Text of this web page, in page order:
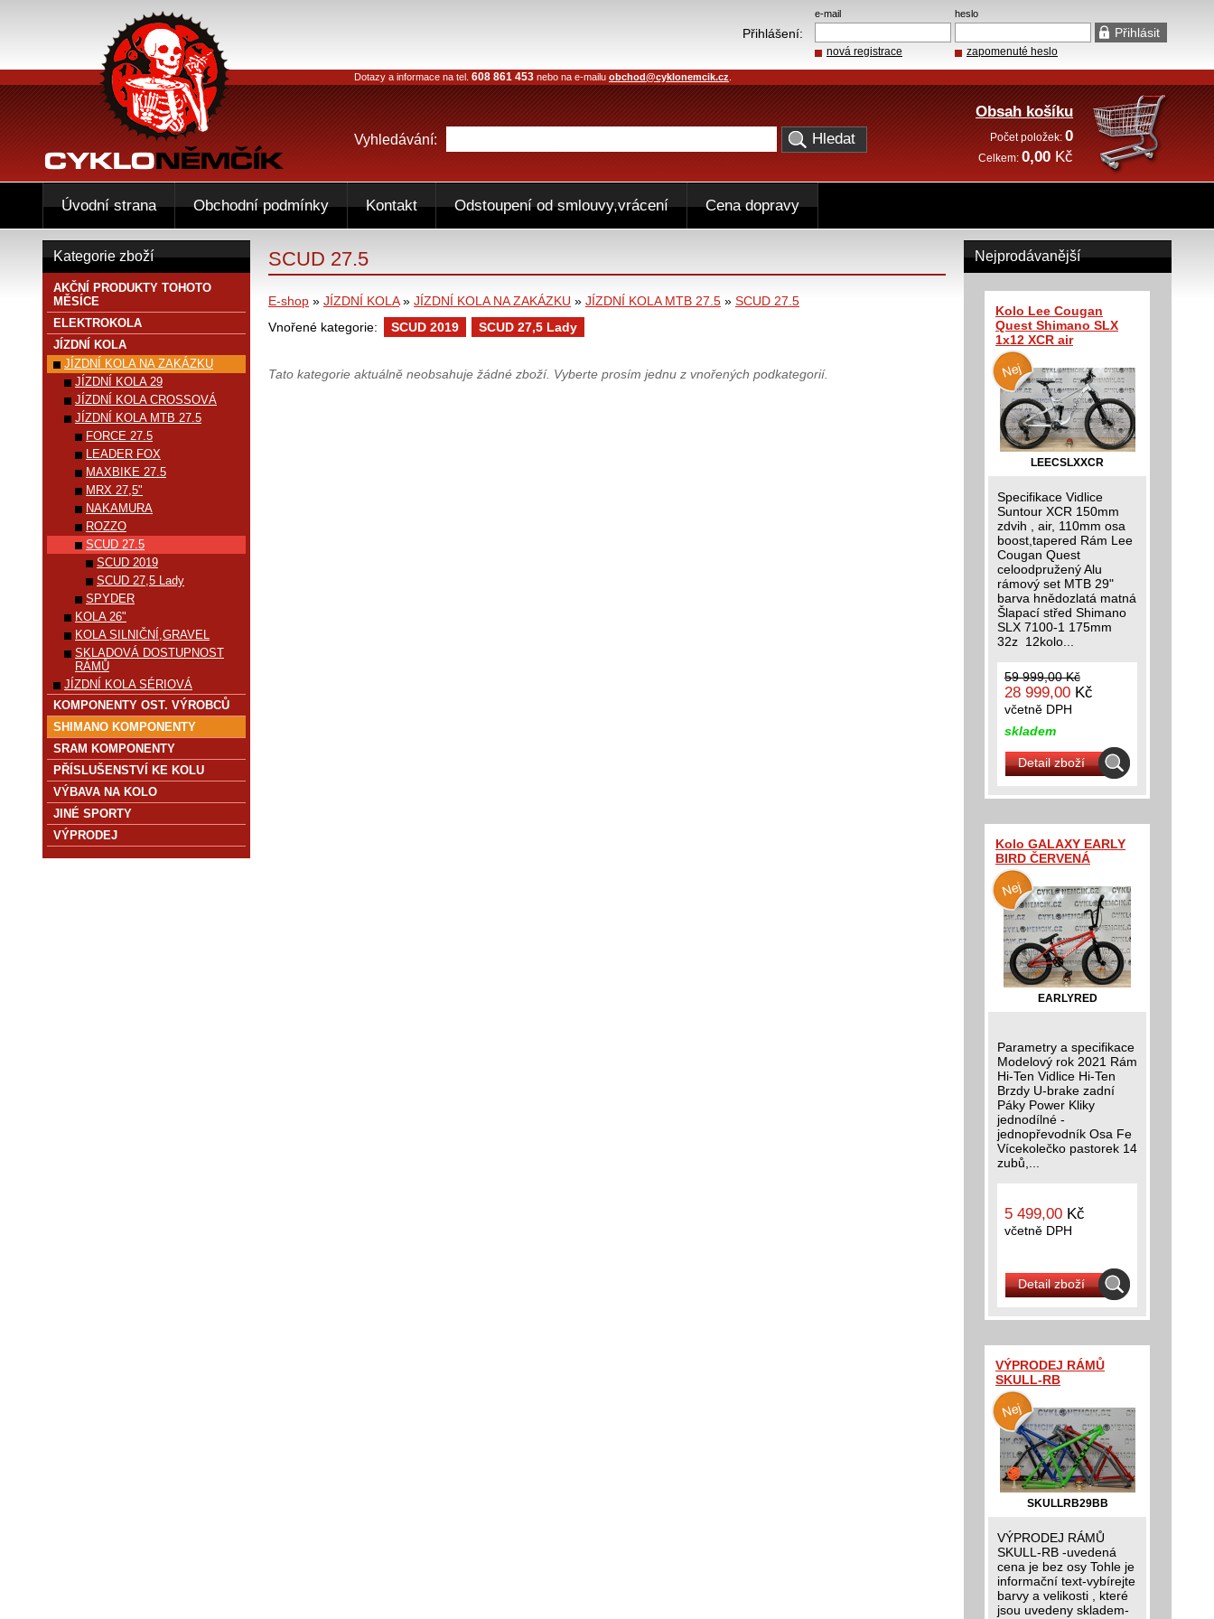
SCUD 27.5
E-shop » JÍZDNÍ KOLA» JÍZDNÍ KOLA NA ZAKÁZKU » JÍZDNÍ KOLA MTB 27.5 » SCUD 27.5
Vnořené kategorie:
SCUD 2019 SCUD 27,5 Lady
Tato kategorie aktuálně neobsahuje žádné zboží. Vyberte prosím jednu z vnořených podkategorií.
Nejprodávanější
Kolo Lee Cougan
Quest Shimano SLX
1x12 XCR air
LEECSLXXCR
Specifikace Vidlice
Suntour XCR 150mm
zdvih , air, 110mm osa
boost,tapered Rám Lee
Cougan Quest
celoodpružený Alu
rámový set MTB 29"
barva hnědozlatá matná
Šlapací střed Shimano
SLX 7100-1 175mm
32z 12kolo...
59 999,00 Kč
28 999,00 Kč
včetně DPH
skladem
Detail zboží
Kolo GALAXY EARLY
BIRD ČERVENÁ
EARLYRED
Parametry a specifikace
Modelový rok 2021 Rám
Hi-Ten Vidlice Hi-Ten
Brzdy U-brake zadní
Páky Power Kliky
jednodílné -
jednopřevodník Osa Fe
Vícekolečko pastorek 14
zubů,...
5 499,00 Kč
včetně DPH
Detail zboží
VÝPRODEJ RÁMŮ
SKULL-RB
SKULLRB29BB
VÝPRODEJ RÁMŮ
SKULL-RB -uvedená
cena je bez osy Tohle je
informační text-vybírejte
barvy a velikosti , které
jsou uvedeny skladem-
Kategorie zboží
AKČNÍ PRODUKTY TOHOTO
MĚSÍCE
ELEKTROKOLA
JÍZDNÍ KOLA
JÍZDNÍ KOLA NA ZAKÁZKU
JÍZDNÍ KOLA 29
JÍZDNÍ KOLA CROSSOVÁ
JÍZDNÍ KOLA MTB 27.5
FORCE 27.5
LEADER FOX
MAXBIKE 27.5
MRX 27,5"
NAKAMURA
ROZZO
SCUD 27.5
SCUD 2019
SCUD 27,5 Lady
SPYDER
KOLA 26"
KOLA SILNIČNÍ,GRAVEL
SKLADOVÁ DOSTUPNOST
RÁMŮ
JÍZDNÍ KOLA SÉRIOVÁ
KOMPONENTY OST. VÝROBCŮ
SHIMANO KOMPONENTY
SRAM KOMPONENTY
PŘÍSLUŠENSTVÍ KE KOLU
VÝBAVA NA KOLO
JINÉ SPORTY
VÝPRODEJ
e-mail heslo
Přihlášení:
nová registrace zapomenuté heslo
Dotazy a informace na tel. 608 861 453 nebo na e-mailu obchod@cyklonemcik.cz
Vyhledávání:
Obsah košíku
Počet položek:0
Celkem: 0,00 Kč
Úvodní strana Obchodní podmínky Kontakt Odstoupení od smlouvy,vrácení Cena dopravy